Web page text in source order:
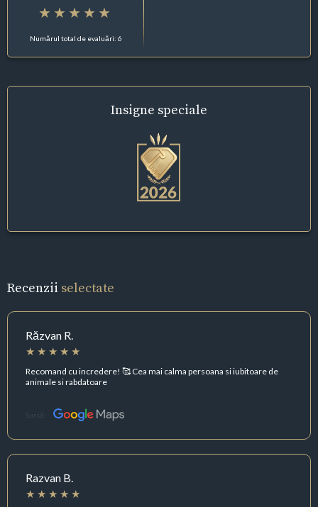
Numărul total de evaluări: 6
Insigne speciale
Recenzii selectate
Răzvan R.
Recomand cu incredere! 🥰 Cea mai calma persoana si iubitoare de
animale si rabdatoare
Sursă:
Razvan B.